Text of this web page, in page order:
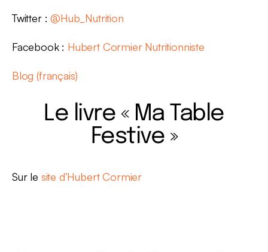
Twitter :@Hub_Nutrition
Facebook : Hubert Cormier Nutritionniste
Blog (français)
Le livre « Ma Table
Festive »
Sur le site d’Hubert Cormier